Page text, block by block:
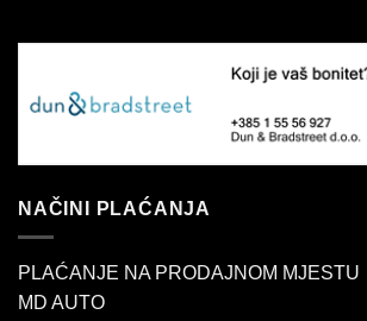
NAČINI PLAĆANJA
PLAĆANJE NA PRODAJNOM MJESTU
MD AUTO